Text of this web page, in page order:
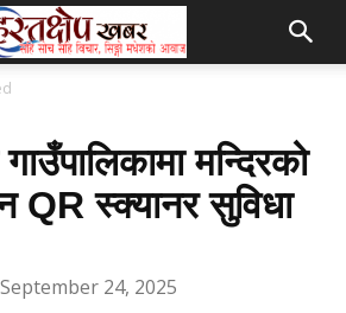
मन्दिरको
QR स्क्यानर सुविधा
September 24, 2025